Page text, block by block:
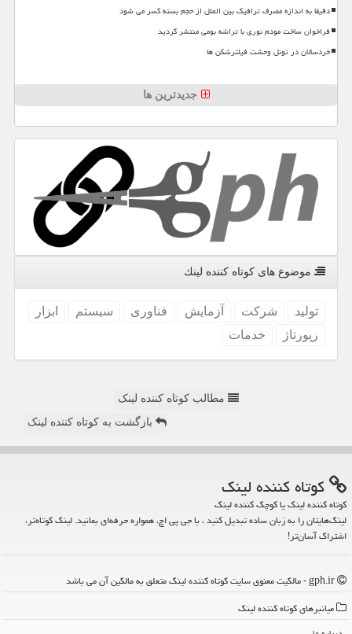
دقیقا به اندازه مصرف ترافیک بین الملل از حجم بسته کسر می شود
فراخوان ساخت مودم نوری با تراشه بومی منتشر گردید
خردسالان در تونل وحشت فیلترشکن ها
جدیدترین ها
موضوع های كوتاه كننده لینك
تولید شركت آزمایش فناوری سیستم
ابزار
رپورتاژ
خدمات
مطالب کوتاه کننده لینک
بازگشت به کوتاه کننده لینک
كوتاه كننده لینك
کوتاه کننده لینک یا کوچک کننده لینک
لینک‌هایتان را به زبان ساده تبدیل کنید ، با جی پی اچ، همواره حرفه‌ای بمانید. لینک کوتاه‌تر،
اشتراک آسان‌تر!
میانبرهای كوتاه كننده لینك